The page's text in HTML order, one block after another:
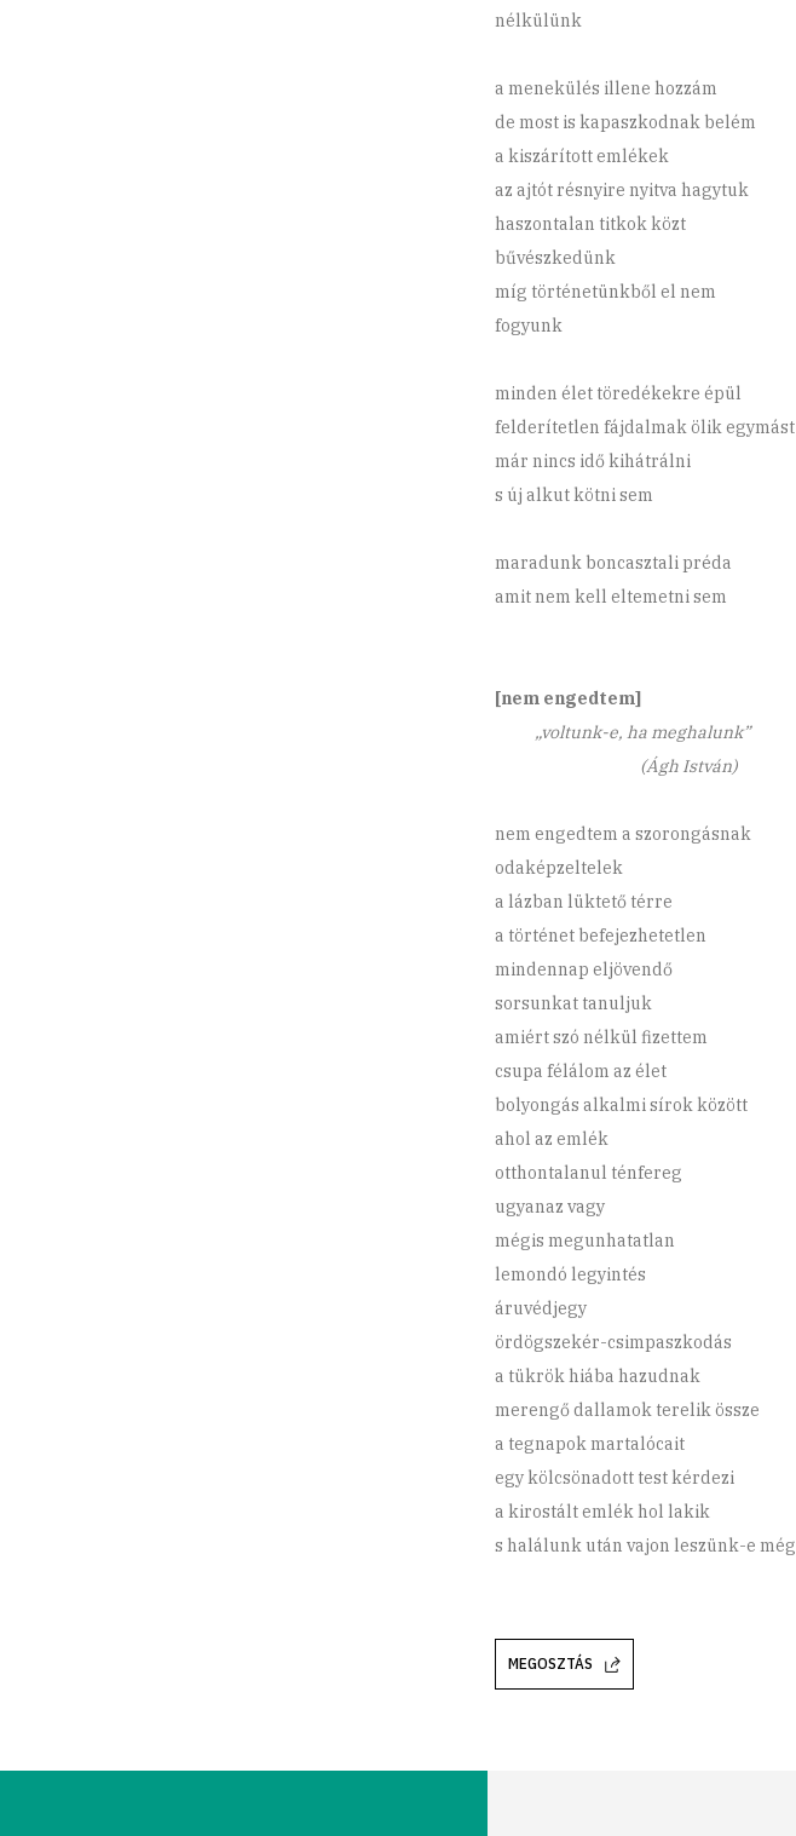
nélkülünk
a menekülés illene hozzám
de most is kapaszkodnak belém
a kiszárított emlékek
az ajtót résnyire nyitva hagytuk
haszontalan titkok közt
bűvészkedünk
míg történetünkből el nem
fogyunk
minden élet töredékekre épül
felderítetlen fájdalmak ölik egymást
már nincs idő kihátrálni
s új alkut kötni sem
maradunk boncasztali préda
amit nem kell eltemetni sem
[nem engedtem]
„voltunk-e, ha meghalunk”
(Ágh István)
nem engedtem a szorongásnak
odaképzeltelek
a lázban lüktető térre
a történet befejezhetetlen
mindennap eljövendő
sorsunkat tanuljuk
amiért szó nélkül fizettem
csupa félálom az élet
bolyongás alkalmi sírok között
ahol az emlék
otthontalanul ténfereg
ugyanaz vagy
mégis megunhatatlan
lemondó legyintés
áruvédjegy
ördögszekér-csimpaszkodás
a tükrök hiába hazudnak
merengő dallamok terelik össze
a tegnapok martalócait
egy kölcsönadott test kérdezi
a kirostált emlék hol lakik
s halálunk után vajon leszünk-e még
MEGOSZTÁS